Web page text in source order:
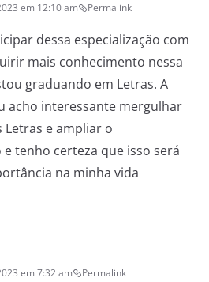
em 12:10 am Permalink
dessa especialização com
mais conhecimento nessa
graduando em Letras. A
acho interessante mergulhar
Letras e ampliar o
tenho certeza que isso será
na minha vida
em 7:32 am Permalink